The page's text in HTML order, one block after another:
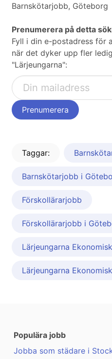
Barnskötarjobb, Göteborg
Prenumerera på detta
Fyll i din e-postadress för
när det dyker upp fler
"Lärjeungarna":
Taggar:
Barnskötarjobb i
Förskollärarjobb
Förskollärarjobb i
Lärjeungarna
Lärjeungarna
Populära jobb
Jobba som städare i